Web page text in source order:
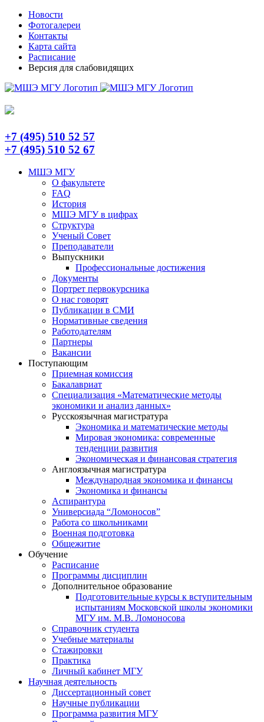
Skip
content
TelegramНовости
Фотогалереи
Контакты
Карта сайта
Расписание
Версия для слабовидящих
+7 (495) 510 52 57
+7 (495) 510 52 67
МШЭ МГУ
О факультете
FAQ
История
МШЭ МГУ в цифрах
Структура
Ученый Совет
Преподаватели
Выпускники
Профессиональные достижения
Документы
Портрет первокурсника
О нас говорят
Публикации в СМИ
Нормативные сведения
Работодателям
Партнеры
Вакансии
Поступающим
Приемная комиссия
Бакалавриат
Специализация «Математические методы
экономики и анализ данных»
Русскоязычная магистратура
Экономика и математические методы
Мировая экономика: современные
тенденции развития
Экономическая и финансовая стратегия
Англоязычная магистратура
Международная экономика и финансы
Экономика и финансы
Аспирантура
Универсиада “Ломоносов”
Работа со школьниками
Военная подготовка
Общежитие
Обучение
Расписание
Программы дисциплин
Дополнительное образование
Подготовительные курсы к вступительным
испытаниям Московской школы экономики
МГУ им. М.В. Ломоносова
Справочник студента
Учебные материалы
Стажировки
Практика
Личный кабинет МГУ
Научная деятельность
Диссертационный совет
Научные публикации
Программа развития МГУ